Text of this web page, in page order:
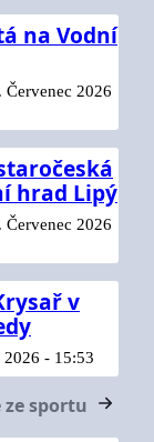
na Vodní
Červenec 2026
hrad Lipý
Červenec 2026
v
2026 - 15:53
ze sportu